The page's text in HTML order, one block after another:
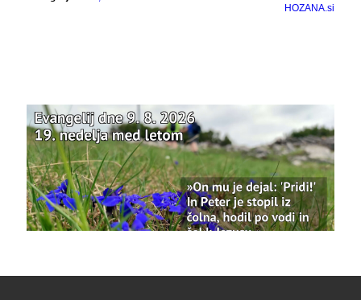
Photo
View on Facebook · Share
Bazilika Matere Usmiljenja updated their
status.
1 years ago
When this happens, it's usually because the